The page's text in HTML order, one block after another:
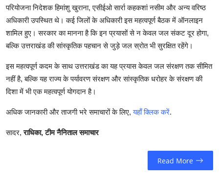
परियोजना निदेशक हिमांशु खुराना, एसीईओ सार्रा कहकशां नसीम और अन्य वरिष्ठ
अधिकारी उपस्थित थे। कई जिलों के अधिकारी इस महत्वपूर्ण बैठक में ऑनलाइन
शामिल हुए। सरकार का मानना है कि इन प्रयासों से न केवल जल संकट दूर होगा,
बल्कि उत्तराखंड की सांस्कृतिक पहचान से जुड़े जल स्रोत भी सुरक्षित रहेंगे।
इस महत्वपूर्ण कदम के साथ उत्तराखंड का यह प्रयास केवल जल संरक्षण तक सीमित
नहीं है, बल्कि यह राज्य के पर्यावरण संरक्षण और सांस्कृतिक धरोहर के संरक्षण की
दिशा में भी एक महत्वपूर्ण योगदान है।
अधिक जानकारी और ताजगी भरे समाचारों के लिए,यहाँ क्लिक करें.
सादर,राधिका, टीम नैनिताल समाचार
Read More